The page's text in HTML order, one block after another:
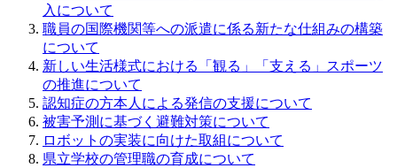
入について
職員の国際機関等への派遣に係る新たな仕組みの構築
について
新しい生活様式における「観る」「支える」スポーツ
の推進について
認知症の方本人による発信の支援について
被害予測に基づく避難対策について
ロボットの実装に向けた取組について
県立学校の管理職の育成について